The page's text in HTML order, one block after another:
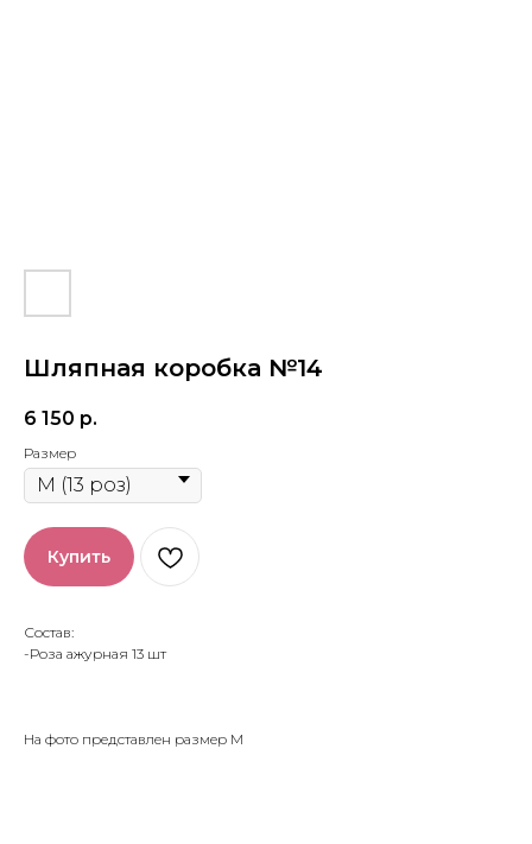
Шляпная коробка №14
6 150 р.
Размер
Купить
Состав:
-Роза ажурная 13 шт
На фото представлен размер M